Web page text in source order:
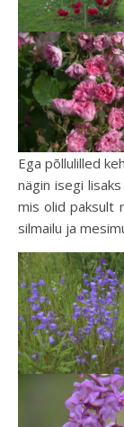
Ega põllulilled
nägin isegi
mis olid paksult
silmailu ja